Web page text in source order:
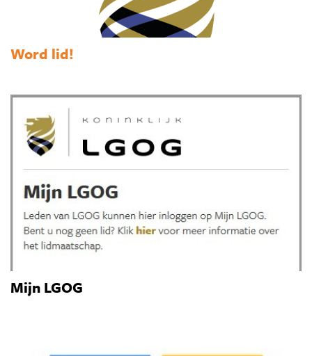
Word lid!
Mijn LGOG